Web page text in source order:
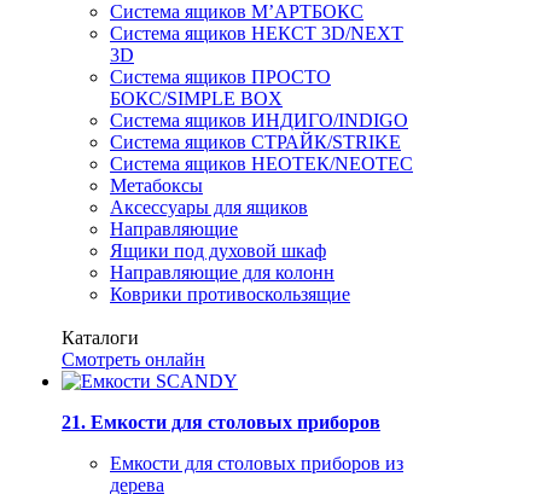
Система ящиков М’АРТБОКС
Система ящиков НЕКСТ 3D/NEXT
3D
Система ящиков ПРОСТО
БОКС/SIMPLE BOX
Система ящиков ИНДИГО/INDIGO
Система ящиков СТРАЙК/STRIKE
Система ящиков НЕОТЕК/NEOTEC
Метабоксы
Аксессуары для ящиков
Направляющие
Ящики под духовой шкаф
Направляющие для колонн
Коврики противоскользящие
Каталоги
Смотреть онлайн
21. Емкости для столовых приборов
Емкости для столовых приборов из
дерева